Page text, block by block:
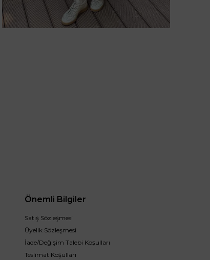
Önemli Bilgiler
Satış Sözleşmesi
Üyelik Sözleşmesi
İade/Değişim Talebi Koşulları
Teslimat Koşulları